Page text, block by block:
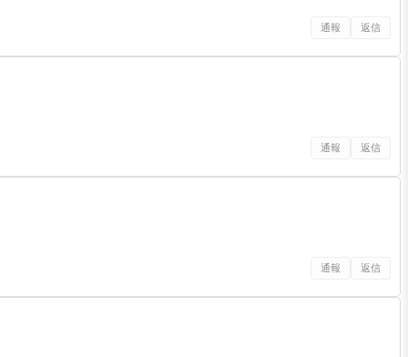
通報 返信
通報 返信
通報 返信